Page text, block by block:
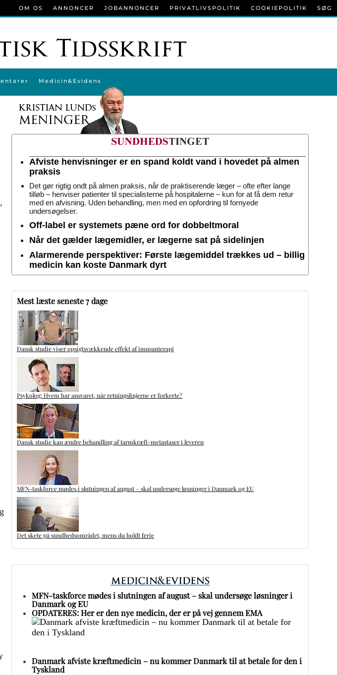
Medicin&Evidens
OM OS ANNONCER JOBANNONCER PRIVATLIVSPOLITIK COOKIEPOLITIK SØG
Afviste henvisninger er en spand koldt vand i hovedet på almen
praksis
Det gør rigtig ondt på almen praksis, når de praktiserende læger – ofte efter lange
tilløb – henviser patienter til specialisterne på hospitalerne – kun for at få dem retur
med en afvisning. Uden behandling, men med en opfordring til fornyede
undersøgelser.
Off-label er systemets pæne ord for dobbeltmoral
Når det gælder lægemidler, er lægerne sat på sidelinjen
Alarmerende perspektiver: Første lægemiddel trækkes ud – billig
medicin kan koste Danmark dyrt
Mest læste seneste 7 dage
Dansk studie viser opsigtsvækkende effekt af immunterapi
Psykolog: Hvem har ansvaret, når retningslinjerne er forkerte?
Dansk studie kan ændre behandling af tarmkræft-metastaser i leveren
MFN-taskforce mødes i slutningen af august – skal undersøge løsninger i Danmark og EU
Det skete på sundhedsområdet, mens du holdt ferie
MFN-taskforce mødes i slutningen af august – skal undersøge løsninger i
Danmark og EU
OPDATERES: Her er den nye medicin, der er på vej gennem EMA
Danmark afviste kræftmedicin – nu kommer Danmark til at betale for den i
Tyskland